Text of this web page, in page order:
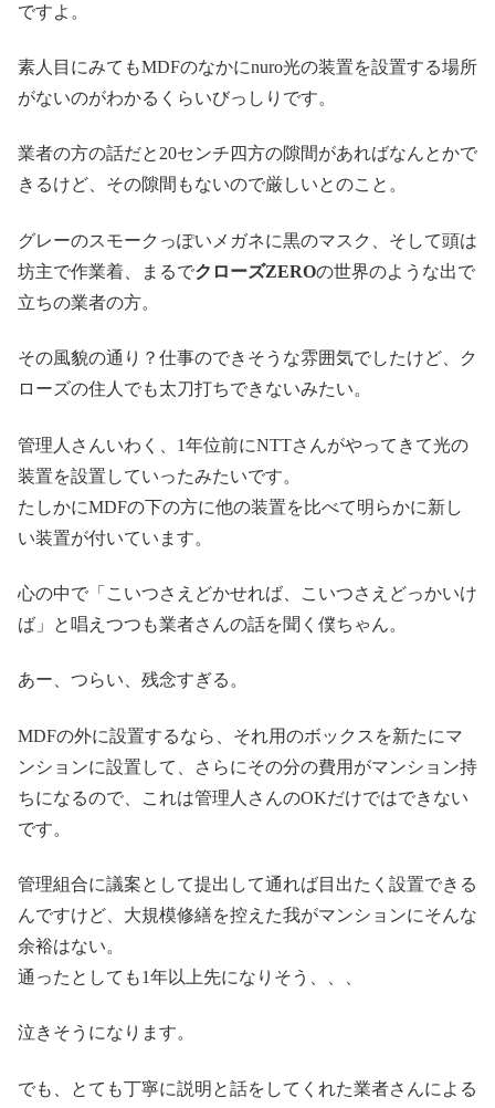
ですよ。
素人目にみてもMDFのなかにnuro光の装置を設置する場所
がないのがわかるくらいびっしりです。
業者の方の話だと20センチ四方の隙間があればなんとかで
きるけど、その隙間もないので厳しいとのこと。
グレーのスモークっぽいメガネに黒のマスク、そして頭は
坊主で作業着、まるでクローズZEROの世界のような出で
立ちの業者の方。
その風貌の通り？仕事のできそうな雰囲気でしたけど、ク
ローズの住人でも太刀打ちできないみたい。
管理人さんいわく、1年位前にNTTさんがやってきて光の
装置を設置していったみたいです。
たしかにMDFの下の方に他の装置を比べて明らかに新し
い装置が付いています。
心の中で「こいつさえどかせれば、こいつさえどっかいけ
ば」と唱えつつも業者さんの話を聞く僕ちゃん。
あー、つらい、残念すぎる。
MDFの外に設置するなら、それ用のボックスを新たにマ
ンションに設置して、さらにその分の費用がマンション持
ちになるので、これは管理人さんのOKだけではできない
です。
管理組合に議案として提出して通れば目出たく設置できる
んですけど、大規模修繕を控えた我がマンションにそんな
余裕はない。
通ったとしても1年以上先になりそう、、、
泣きそうになります。
でも、とても丁寧に説明と話をしてくれた業者さんによる